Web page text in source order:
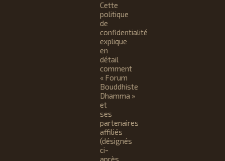
Cette
politique
de
confidentialité
explique
en
détail
comment
« Forum
Bouddhiste
Dhamma »
et
ses
partenaires
affiliés
(désignés
ci-
après